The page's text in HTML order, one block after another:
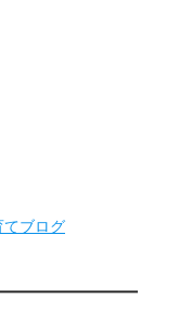
てブログ